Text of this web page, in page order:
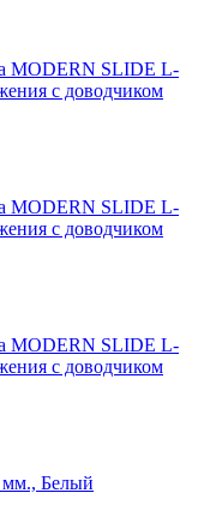
MODERN SLIDE L-
с доводчиком
MODERN SLIDE L-
с доводчиком
MODERN SLIDE L-
с доводчиком
мм., Белый